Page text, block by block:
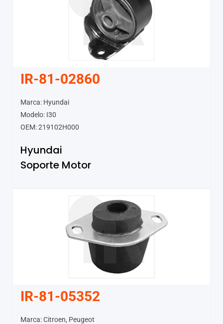
IR-81-02860
Marca: Hyundai
Modelo: I30
OEM: 219102H000
Hyundai
Soporte Motor
IR-81-05352
Marca: Citroen, Peugeot